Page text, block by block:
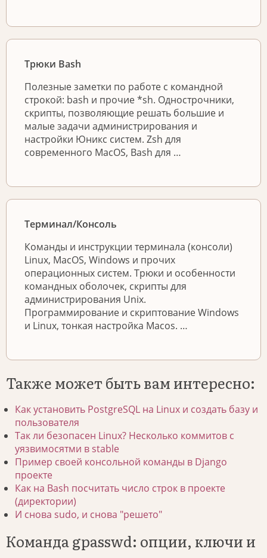
Трюки Bash
Полезные заметки по работе с командной
строкой: bash и прочие *sh. Однострочники,
скрипты, позволяющие решать большие и
малые задачи администрирования и
настройки Юникс систем. Zsh для
современного MacOS, Bash для …
Терминал/Консоль
Команды и инструкции терминала (консоли)
Linux, MacOS, Windows и прочих
операционных систем. Трюки и особенности
командных оболочек, скрипты для
администрирования Unix.
Программирование и скриптование Windows
и Linux, тонкая настройка Macos. …
Также может быть вам интересно:
Как установить PostgreSQL на Linux и создать базу и
пользователя
Так ли безопасен Linux? Несколько коммитов с
уязвимосятми в stable
Пример своей консольной команды в Django
проекте
Как на Bash посчитать число строк в проекте
(директории)
И снова sudo, и снова "решето"
Команда gpasswd: опции, ключи и